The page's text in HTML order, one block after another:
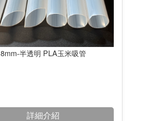
8mm-半透明 PLA玉米吸管
詳細介紹